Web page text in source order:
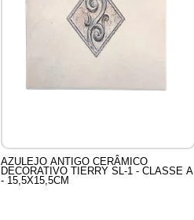
AZULEJO ANTIGO CERÂMICO
DECORATIVO TIERRY SL-1 - CLASSE A
- 15,5X15,5CM